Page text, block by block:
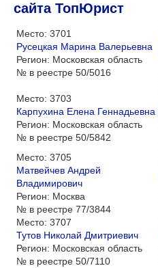
сайта ТопЮрист
Место: 3701
Русецкая Марина Валерьевна
Регион: Московская область
№ в реестре 50/5016
Место: 3703
Карпухина Елена Геннадьевна
Регион: Московская область
№ в реестре 50/5842
Место: 3705
Матвейчев Андрей
Владимирович
Регион: Москва
№ в реестре 77/3844
Место: 3707
Тутов Николай Дмитриевич
Регион: Московская область
№ в реестре 50/7110